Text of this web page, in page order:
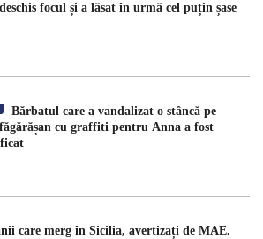
focul și a lăsat în urmă cel puțin șase
Bărbatul care a vandalizat o stâncă pe
cu graffiti pentru Anna a fost
care merg în Sicilia, avertizați de MAE.